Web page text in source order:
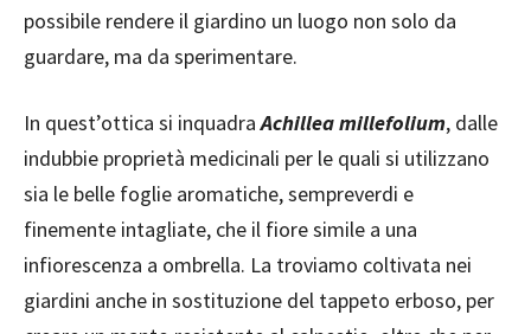
possibile rendere il giardino un luogo non solo da
guardare, ma da sperimentare.
In quest’ottica si inquadraAchillea millefolium, dalle
indubbie proprietà medicinali per le quali si utilizzano
sia le belle foglie aromatiche, sempreverdi e
finemente intagliate, che il fiore simile a una
infiorescenza a ombrella. La troviamo coltivata nei
giardini anche in sostituzione del tappeto erboso, per